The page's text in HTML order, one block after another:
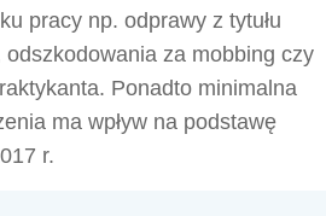
pracy np. odprawy z tytułu
za mobbing czy
Ponadto minimalna
ma wpływ na podstawę
r.